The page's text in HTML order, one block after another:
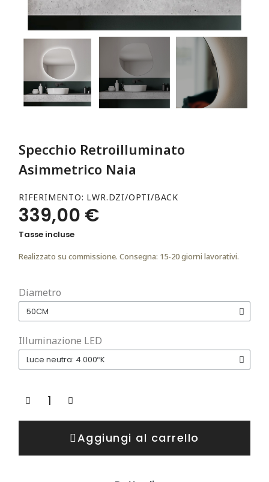
Specchio Retroilluminato
Asimmetrico Naia
RIFERIMENTO LWR.DZI/OPTI/BACK
339,00 €
Tasse incluse
Realizzato su commissione. Consegna: 15-20 giorni lavorativi.
Diametro
Illuminazione LED
Aggiungi al carrello